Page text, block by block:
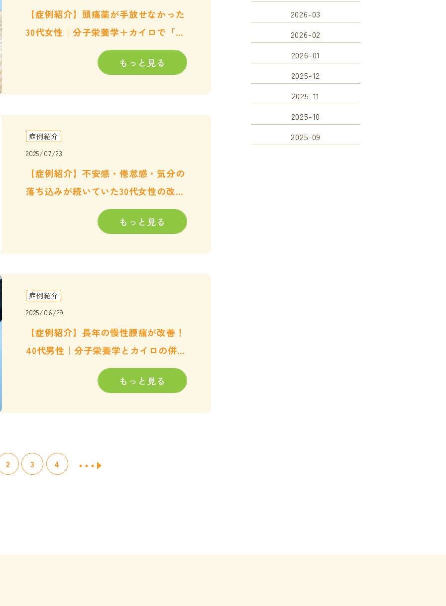
【症例紹介】頭痛薬が手放せなかった
30代女性｜分子栄養学＋カイロで「頭
もっと見る
症例紹介
2025/07/23
【症例紹介】不安感・倦怠感・気分の
落ち込みが続いていた30代女性の改善
もっと見る
症例紹介
2025/06/29
【症例紹介】長年の慢性腰痛が改善！
40代男性｜分子栄養学とカイロの併用
もっと見る
2 3 4
2026-03
2026-02
2026-01
2025-12
2025-11
2025-10
2025-09